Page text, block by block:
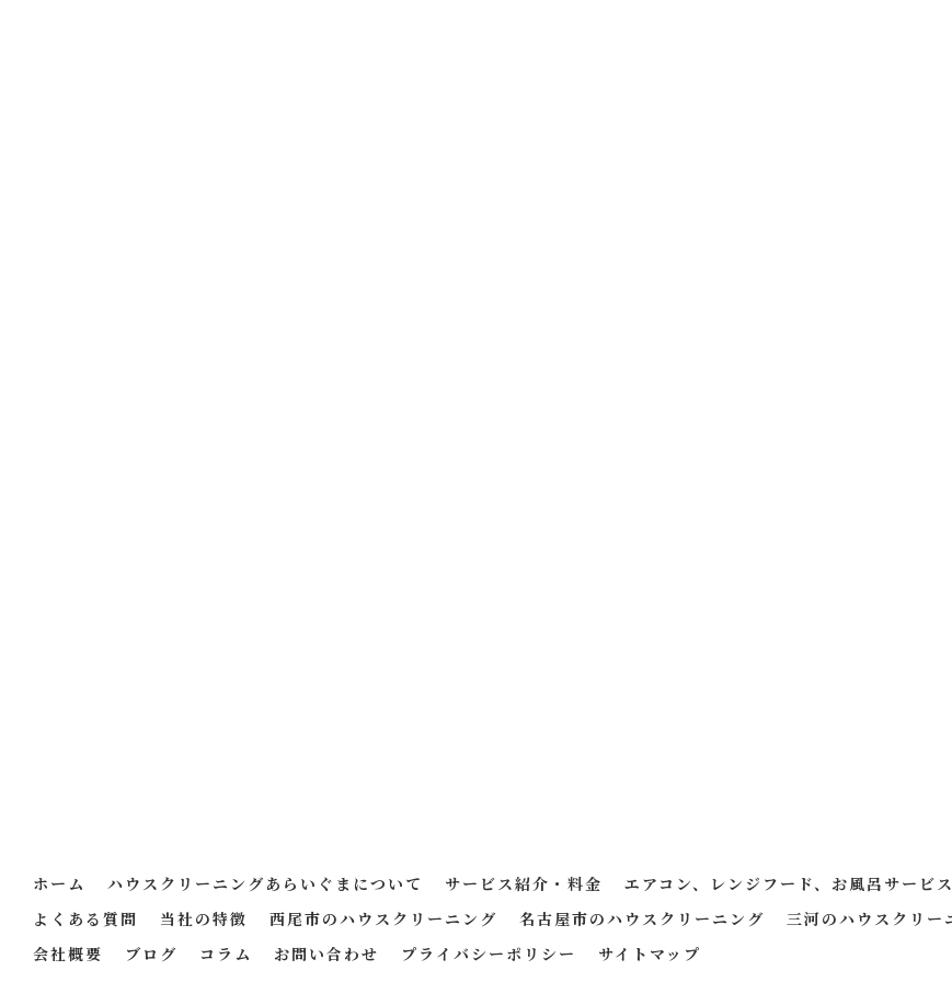
ホーム ハウスクリーニングあらいぐまについて サービス紹介・料金 エアコン、レンジフード、お風呂サービ
よくある質問
当社の特徴 西尾市のハウスクリーニング 名古屋市のハウスクリーニング 三河のハウスクリー
会社概要
ブログ コラム お問い合わせ プライバシーポリシー サイトマップ